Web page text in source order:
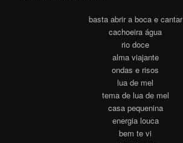
basta abrir a boca e cantar
cachoeira água
rio doce
alma viajante
ondas e risos
lua de mel
tema de lua de mel
casa pequenina
energia louca
bem te vi